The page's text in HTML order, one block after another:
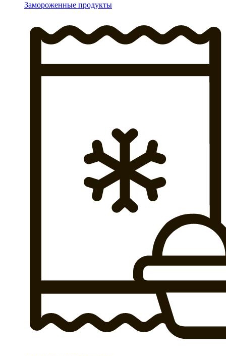
Замороженные продукты